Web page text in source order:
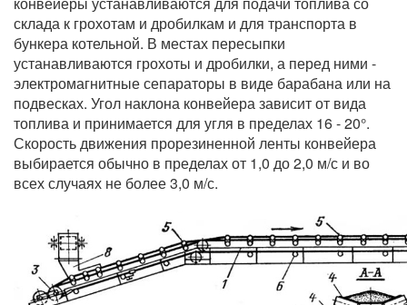
склада к грохотам и дробилкам и для транспорта в
бункера котельной. В местах пересыпки
устанавливаются грохоты и дробилки, а перед ними -
электромагнитные сепараторы в виде барабана или на
подвесках. Угол наклона конвейера зависит от вида
топлива и принимается для угля в пределах 16 - 20°.
Скорость движения прорезиненной ленты конвейера
выбирается обычно в пределах от 1,0 до 2,0 м/с и во
всех случаях не более 3,0 м/с.